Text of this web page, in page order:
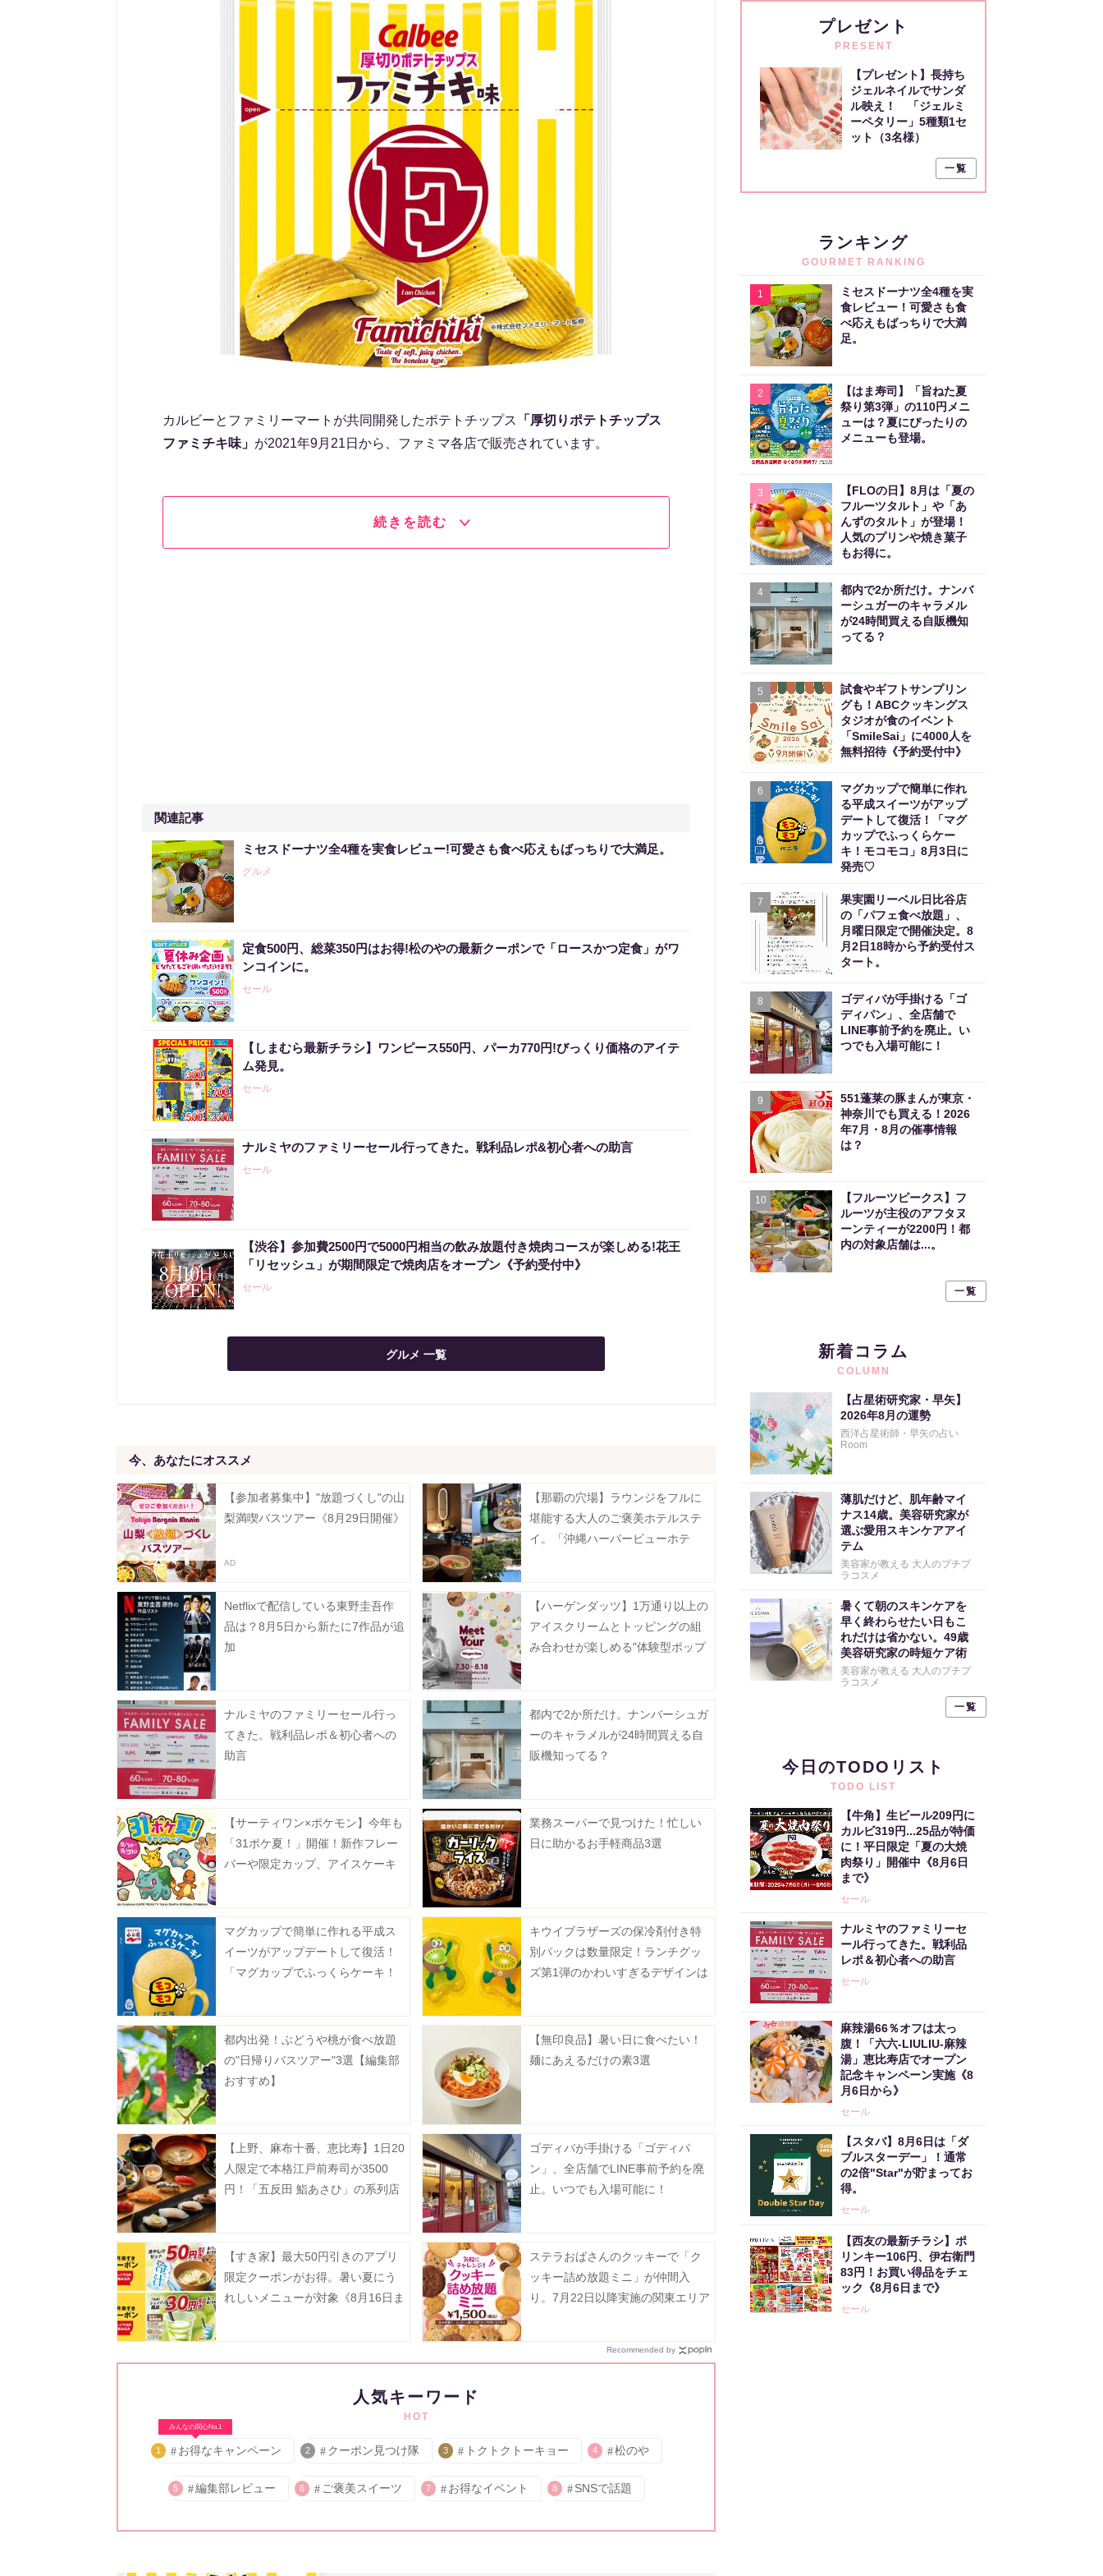
カルビーとファミリーマートが共同開発したポテトチップス
「厚切りポテトチップス
ファミチキ味」 が2021年9月21日から、ファミマ各店で販売されています。
続きを読む
関連記事
ミセスドーナツ全4種を実食レビュー!可愛さも食べ応えもばっちりで大満足。
グルメ
定食500円、総菜350円はお得!松のやの最新クーポンで「ロースかつ定食」がワ
ンコインに。
セール
【しまむら最新チラシ】ワンピース550円、パーカ770円!びっくり価格のアイテ
ム発見。
セール
ナルミヤのファミリーセール行ってきた。戦利品レポ&初心者への助言
セール
【渋谷】参加費2500円で5000円相当の飲み放題付き焼肉コースが楽しめる!花王
「リセッシュ」が期間限定で焼肉店をオープン《予約受付中》
セール
グルメ 一覧
今、あなたにオススメ
【参加者募集中】"放題づくし"の山
梨満喫バスツアー《8月29日開催》
【那覇の穴場】ラウンジをフルに
堪能する大人のご褒美ホテルステ
イ。「沖縄ハーバービューホテ
Netflixで配信している東野圭吾作
品は？8月5日から新たに7作品が追
加
【ハーゲンダッツ】1万通り以上の
アイスクリームとトッピングの組
み合わせが楽しめる"体験型ポップ
ナルミヤのファミリーセール行っ
てきた。戦利品レポ＆初心者への
助言
都内で2か所だけ。ナンバーシュガ
ーのキャラメルが24時間買える自
販機知ってる？
【サーティワン×ポケモン】今年も
「31ポケ夏！」開催！新作フレー
バーや限定カップ、アイスケーキ
業務スーパーで見つけた！忙しい
日に助かるお手軽商品3選
マグカップで簡単に作れる平成ス
イーツがアップデートして復活！
「マグカップでふっくらケーキ！
キウイブラザーズの保冷剤付き特
別パックは数量限定！ランチグッ
ズ第1弾のかわいすぎるデザインは
都内出発！ぶどうや桃が食べ放題
の"日帰りバスツアー"3選【編集部
おすすめ】
【無印良品】暑い日に食べたい！
麺にあえるだけの素3選
【上野、麻布十番、恵比寿】1日20
人限定で本格江戸前寿司が3500
円！「五反田 鮨あさひ」の系列店
ゴディバが手掛ける「ゴディパ
ン」、全店舗でLINE事前予約を廃
止。いつでも入場可能に！
【すき家】最大50円引きのアプリ
限定クーポンがお得。暑い夏にう
れしいメニューが対象《8月16日ま
ステラおばさんのクッキーで「ク
ッキー詰め放題ミニ」が仲間入
り。7月22日以降実施の関東エリア
Recommended by
人気キーワード
HOT
みんなの関心No.1
1 お得なキャンペーン 2 クーポン見つけ隊 3 トクトクトーキョー 4 松のや
5 編集部レビュー 6 ご褒美スイーツ 7 お得なイベント 8 SNSで話題
プレゼント
PRESENT
【プレゼント】長持ち
ジェルネイルでサンダ
ル映え！ 「ジェルミ
ーペタリー」5種類1セ
ット（3名様）
一覧
ランキング
GOURMET RANKING
1
ミセスドーナツ全4種を実
食レビュー！可愛さも食
べ応えもばっちりで大満
足。
2
【はま寿司】「旨ねた夏
祭り第3弾」の110円メニ
ューは？夏にぴったりの
メニューも登場。
3
【FLOの日】8月は「夏の
フルーツタルト」や「あ
んずのタルト」が登場！
人気のプリンや焼き菓子
もお得に。
4
都内で2か所だけ。ナンバ
ーシュガーのキャラメル
が24時間買える自販機知
ってる？
5
試食やギフトサンプリン
グも！ABCクッキングス
タジオが食のイベント
「SmileSai」に4000人を
無料招待《予約受付中》
6
マグカップで簡単に作れ
る平成スイーツがアップ
デートして復活！「マグ
カップでふっくらケー
キ！モコモコ」8月3日に
発売♡
7
果実園リーベル日比谷店
の「パフェ食べ放題」、
月曜日限定で開催決定。8
月2日18時から予約受付ス
タート。
8
ゴディバが手掛ける「ゴ
ディパン」、全店舗で
LINE事前予約を廃止。い
つでも入場可能に！
9
551蓬莱の豚まんが東京・
神奈川でも買える！2026
年7月・8月の催事情報
は？
10
【フルーツピークス】フ
ルーツが主役のアフタヌ
ーンティーが2200円！都
内の対象店舗は...。
一覧
新着コラム
COLUMN
【占星術研究家・早矢】
2026年8月の運勢
西洋占星術師・早矢の占い
Room
薄肌だけど、肌年齢マイ
ナス14歳。美容研究家が
選ぶ愛用スキンケアアイ
テム
美容家が教える 大人のプチプ
ラコスメ
暑くて朝のスキンケアを
早く終わらせたい日もこ
れだけは省かない。49歳
美容研究家の時短ケア術
美容家が教える 大人のプチプ
ラコスメ
一覧
今日のTODOリスト
TODO LIST
【牛角】生ビール209円に
カルビ319円...25品が特価
に！平日限定「夏の大焼
肉祭り」開催中《8月6日
まで》
セール
ナルミヤのファミリーセ
ール行ってきた。戦利品
レポ＆初心者への助言
セール
麻辣湯66％オフは太っ
腹！「六六-LIULIU-麻辣
湯」恵比寿店でオープン
記念キャンペーン実施《8
月6日から》
セール
【スタバ】8月6日は「ダ
ブルスターデー」！通常
の2倍"Star"が貯まってお
得。
セール
【西友の最新チラシ】ポ
リンキー106円、伊右衛門
83円！お買い得品をチェ
ック《8月6日まで》
セール